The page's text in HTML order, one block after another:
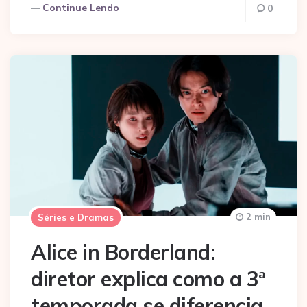
Continue Lendo 0
Séries e Dramas
Alice in Borderland:
diretor explica como a 3ª
2 min